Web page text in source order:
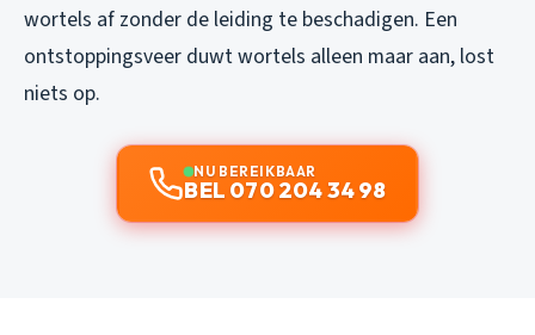
wortels af zonder de leiding te beschadigen. Een
ontstoppingsveer duwt wortels alleen maar aan, lost
niets op.
NU BEREIKBAAR
BEL 070 204 34 98